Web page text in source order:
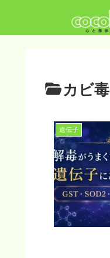
カビ毒
遺伝子